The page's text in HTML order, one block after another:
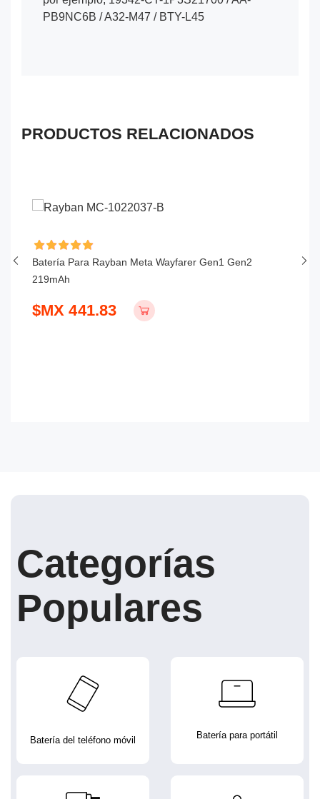
PB9NC6B / A32-M47 / BTY-L45
PRODUCTOS RELACIONADOS
Batería Para Rayban Meta Wayfarer Gen1 Gen2
219mAh
$MX 441.83
Categorías
Populares
Batería del teléfono móvil Batería para portátil